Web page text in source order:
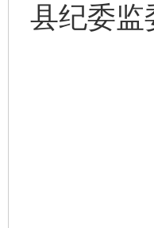
县纪委监